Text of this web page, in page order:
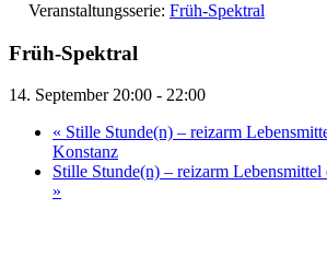
Veranstaltungsserie: Früh-Spektral
Früh-Spektral
14. September 20:00 - 22:00
« Stille Stunde(n) – reizarm
Konstanz
Stille Stunde(n) – reizarm
»